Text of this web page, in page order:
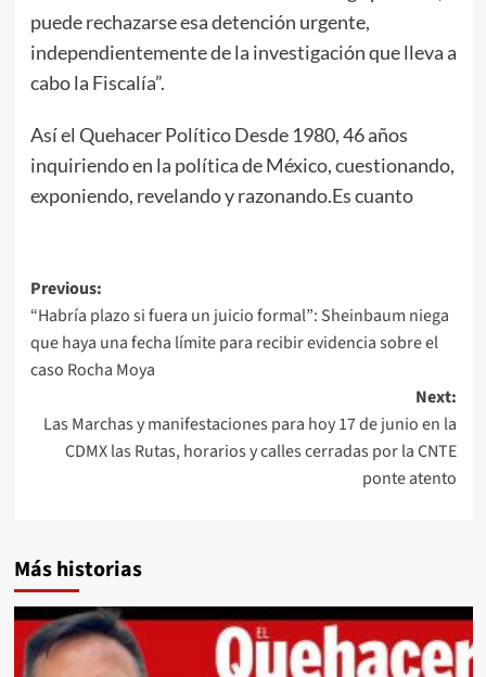
puede rechazarse esa detención urgente,
independientemente de la investigación que lleva a
cabo la Fiscalía”.
Así el Quehacer Político Desde 1980, 46 años
inquiriendo en la política de México, cuestionando,
exponiendo, revelando y razonando.Es cuanto
Post
navigation
Previous:
“Habría plazo si fuera un juicio formal”: Sheinbaum niega
que haya una fecha límite para recibir evidencia sobre el
caso Rocha Moya
Next:
Las Marchas y manifestaciones para hoy 17 de junio en la
CDMX las Rutas, horarios y calles cerradas por la CNTE
ponte atento
Más historias